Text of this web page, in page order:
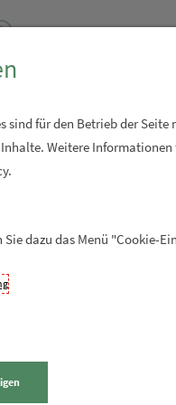
EUR
sind für den Betrieb der Seite
Weitere Informationen
dazu das Menü "Cookie-